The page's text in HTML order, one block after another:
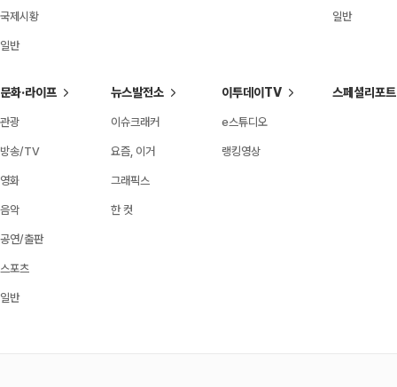
국제시황
일반
일반
문화·라이프
관광
방송/TV
영화
음악
공연/출판
스포츠
일반
뉴스발전소
이슈크래커
요즘, 이거
그래픽스
한 컷
이투데이TV
e스튜디오
랭킹영상
스페셜리포트